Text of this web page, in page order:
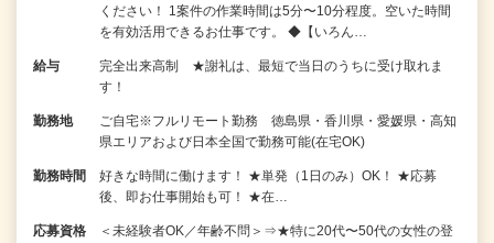
ください！ 1案件の作業時間は5分〜10分程度。空いた時間
を有効活用できるお仕事です。 ◆【いろん…
給与
完全出来高制 ★謝礼は、最短で当日のうちに受け取れま
す！
勤務地
ご自宅※フルリモート勤務 徳島県・香川県・愛媛県・高知
県エリアおよび日本全国で勤務可能(在宅OK)
勤務時間
好きな時間に働けます！ ★単発（1日のみ）OK！ ★応募
後、即お仕事開始も可！ ★在…
応募資格
＜未経験者OK／年齢不問＞⇒★特に20代〜50代の女性の登